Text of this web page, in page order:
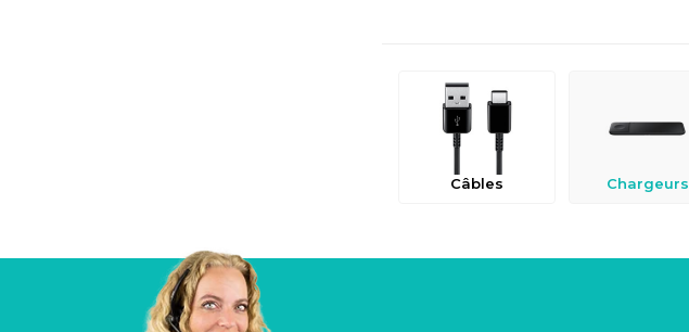
Câbles Chargeurs